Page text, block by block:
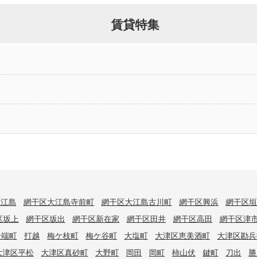
賃貸特集
島 網干区大江島寺前町 網干区大江島古川町 網干区興浜 網干区
坂上
網干区坂出 網干区新在家 網干区田井 網干区高田 網干区津
町
打越 梅ケ枝町 梅ケ谷町 大塩町 大津区恵美酒町 大津区勘
津区平松
大津区真砂町 大野町 岡田 岡町 柿山伏 鍵町 刀出